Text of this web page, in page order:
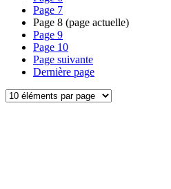
Page 7
Page 8 (page actuelle)
Page 9
Page 10
Page suivante
Dernière page